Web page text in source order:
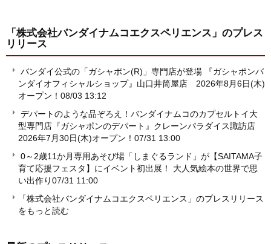
「株式会社バンダイナムコエクスペリエンス」 のプレス
リリース
バンダイ公式の「ガシャポン(R)」専門店が登場 『ガシャポンバ
ンダイオフィシャルショップ』山口井筒屋店 2026年8月6日(木)
オープン！ 08/03 13:12
デパートのような品ぞろえ！バンダイナムコのカプセルトイ大
型専門店『ガシャポンのデパート』クレーンパラダイス諏訪店
2026年7月30日(木)オープン！ 07/31 13:00
0～2歳11か月専用あそび場「しまぐるランド」が【SAITAMA子
育て応援フェスタ】にイベント初出展！ 大人気絵本の世界で思
い出作り07/31 11:00
「株式会社バンダイナムコエクスペリエンス」のプレスリリース
をもっと読む